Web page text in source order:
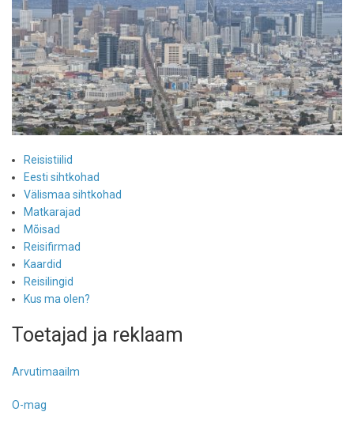
Reisistiilid
Eesti sihtkohad
Välismaa sihtkohad
Matkarajad
Mõisad
Reisifirmad
Kaardid
Reisilingid
Kus ma olen?
Toetajad ja reklaam
Arvutimaailm
O-mag